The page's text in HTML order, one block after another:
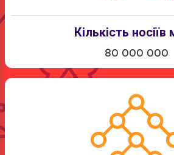
Кількість носіїв
80 000 000